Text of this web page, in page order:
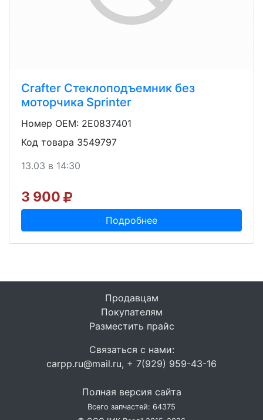
Crafter Стеклоподъемник без
моторчика Sprinter
Номер OEM: 2E0837401
Код товара 3549797
13.03 в 14:30
3 900
Подробнее
Продавцам
Покупателям
Разместить прайс
Связаться с нами:
carpp.ru@mail.ru, + 7(929) 959-43-16
Полная версия сайта
Всего запчастей: 64375